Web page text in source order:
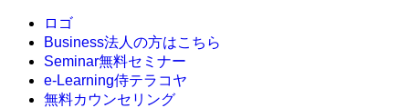
ロゴ
Business法人の方はこちら
Seminar無料セミナー
e-Learning侍テラコヤ
無料カウンセリング